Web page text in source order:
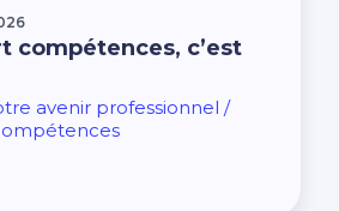
compétences, c’est
avenir professionnel /